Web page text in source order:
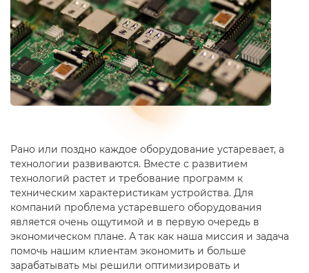
Рано или поздно каждое оборудование устаревает, а
технологии развиваются. Вместе с развитием
технологий растет и требование программ к
техническим характеристикам устройства. Для
компаний проблема устаревшего оборудования
является очень ощутимой и в первую очередь в
экономическом плане. А так как наша миссия и задача
помочь нашим клиентам экономить и больше
зарабатывать мы решили оптимизировать и